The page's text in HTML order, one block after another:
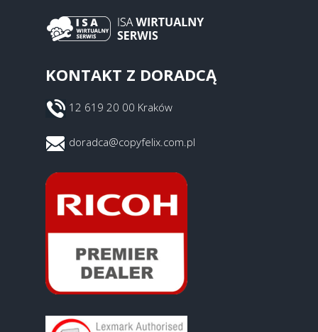
KONTAKT Z DORADCĄ
12 619 20 00 Kraków
doradca@copyfelix.com.pl